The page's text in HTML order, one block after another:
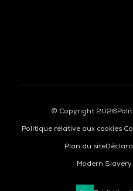
© Copyright 2026
Politique relative aux cookies
Plan du site
Modern